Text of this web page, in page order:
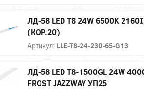
ЛД-58 LED Т8 24W 6500K
(КОР.20)
Артикул: LLE-T8-24-230-65-G13
ЛД-58 LED Т8-1500GL 24W
FROST JAZZWAY УП25